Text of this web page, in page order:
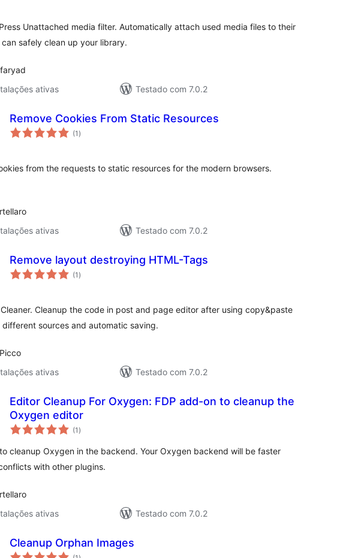
Unattached media filter. Automatically attach used media files to their
safely clean up your library.
ativas
Testado com 7.0.2
Remove Cookies From Static Resources
(1 avaliações
totais
)
from the requests to static resources for the modern browsers.
ativas
Testado com 7.0.2
Remove layout destroying HTML-Tags
(1 avaliações
totais
)
Cleanup the code in post and page editor after using copy&paste
sources and automatic saving.
ativas
Testado com 7.0.2
Editor Cleanup For Oxygen: FDP add-on to cleanup the
Oxygen editor
(1 avaliações
totais
)
cleanup Oxygen in the backend. Your Oxygen backend will be faster
with other plugins.
ativas
Testado com 7.0.2
Cleanup Orphan Images
avaliações